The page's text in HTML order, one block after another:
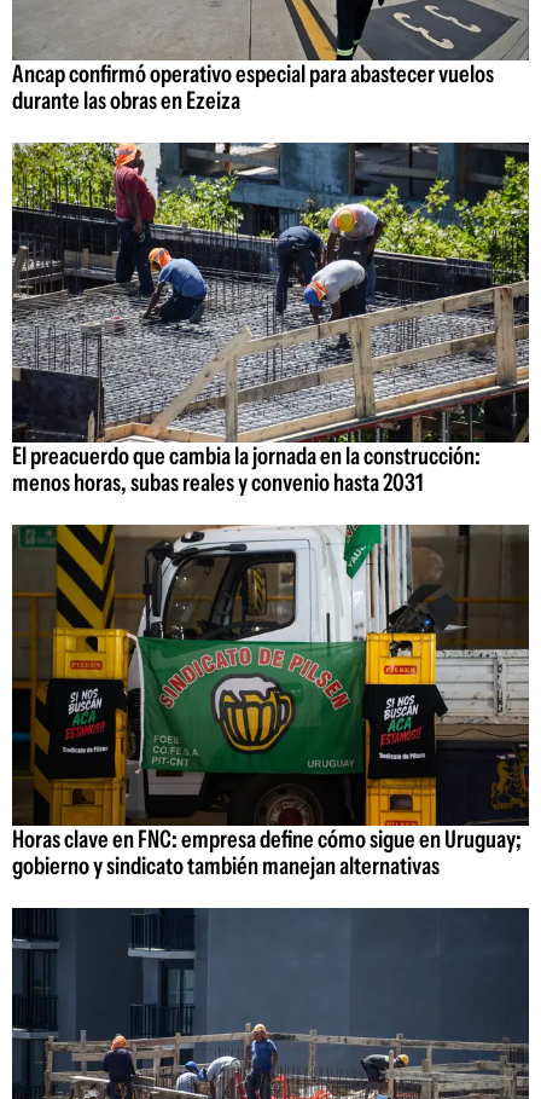
Ancap confirmó operativo especial para abastecer vuelos
durante las obras en Ezeiza
El preacuerdo que cambia la jornada en la construcción:
menos horas, subas reales y convenio hasta 2031
Horas clave en FNC: empresa define cómo sigue en Uruguay;
gobierno y sindicato también manejan alternativas